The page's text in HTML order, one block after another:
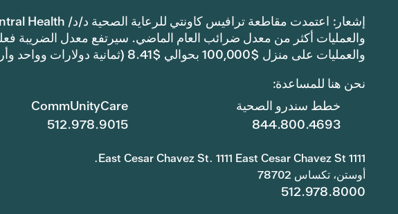
والعمليات على منزل $100,000 بحوالي $8.41 (ثمانية دولارات وواحد وأربعين سنتًا).
نحن هنا للمساعدة:
CommUnityCare
512.978.9015
خطط سندرو الصحية
844.800.4693
1111 East Cesar Chavez St. 1111 East Cesar Chavez St.
أوستن، تكساس 78702
512.978.8000